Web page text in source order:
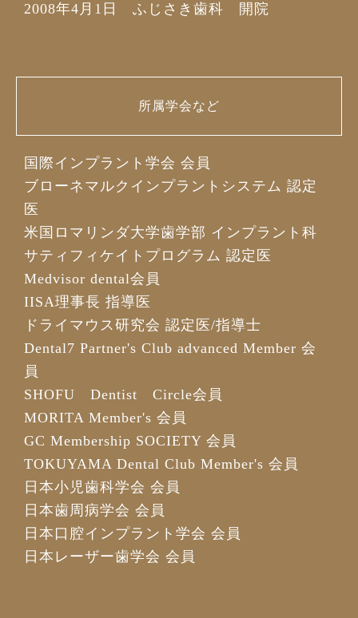
2008年4月1日 ふじさき歯科 開院
所属学会など
国際インプラント学会 会員
ブローネマルクインプラントシステム 認定
医
米国ロマリンダ大学歯学部 インプラント科
サティフィケイトプログラム 認定医
Medvisor dental会員
IISA理事長 指導医
ドライマウス研究会 認定医/指導士
Dental7 Partner's Club advanced Member 会
員
SHOFU Dentist Circle会員
MORITA Member's 会員
GC Membership SOCIETY 会員
TOKUYAMA Dental Club Member's 会員
日本小児歯科学会 会員
日本歯周病学会 会員
日本口腔インプラント学会 会員
日本レーザー歯学会 会員